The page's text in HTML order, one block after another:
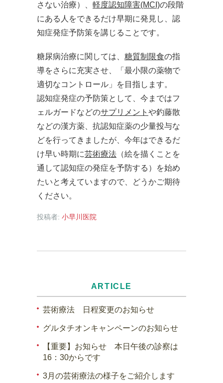
さない治療）、 軽度認知障害(MCI)の段階
にある人をできるだけ早期に発見し、認
知症発症予防策を講じることです。
糖尿病治療に関しては、 糖質制限食の指
導をさらに充実させ、「最小限の薬物で
適切なコントロール」を目指します。
認知症発症の予防策として、今まではフ
ェルガードなどのサプリメント や釣藤散
などの漢方薬、抗認知症薬の少量投与な
どを行ってきましたが、今年はできるだ
け早い時期に芸術療法 （絵を描くことを
通して認知症の発症を予防する）を始め
たいと考えていますので、どうかご期待
ください。
投稿者: 小早川医院
ARTICLE
芸術療法 日程変更のお知らせ
グルタチオンキャンペーンのお知らせ
【重要】お知らせ 本日午後の診察は
16：30からです
3月の芸術療法の様子をご紹介します